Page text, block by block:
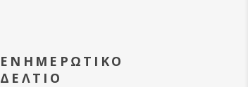
ΕΝΗΜΕΡΩΤΙΚΌ
ΔΕΛΤΊΟ